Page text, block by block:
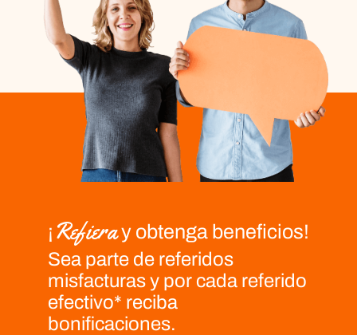
¡ Refieray obtenga beneficios!
Sea parte de referidos
misfacturasy por cada referido
efectivo* reciba
bonificaciones.